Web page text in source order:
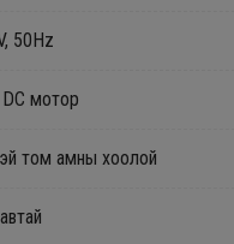
50Hz
мотор
том амны хоолой